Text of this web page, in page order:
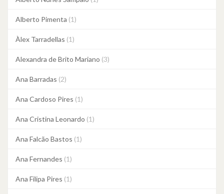
Alberto Pimenta (1)
Àlex Tarradellas (1)
Alexandra de Brito Mariano (3)
Ana Barradas (2)
Ana Cardoso Pires (1)
Ana Cristina Leonardo (1)
Ana Falcão Bastos (1)
Ana Fernandes (1)
Ana Filipa Pires (1)